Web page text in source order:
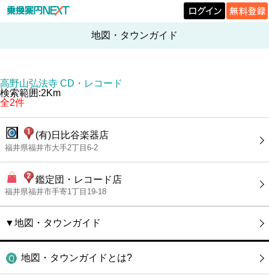
地図・タウンガイド
高野山弘法寺 CD・レコード
検索範囲:2Km
全2件
(有)日比谷楽器店
福井県福井市大手2丁目6-2
鑑定団・レコード店
福井県福井市手寄1丁目19-18
▼地図・タウンガイド
地図・タウンガイドとは?